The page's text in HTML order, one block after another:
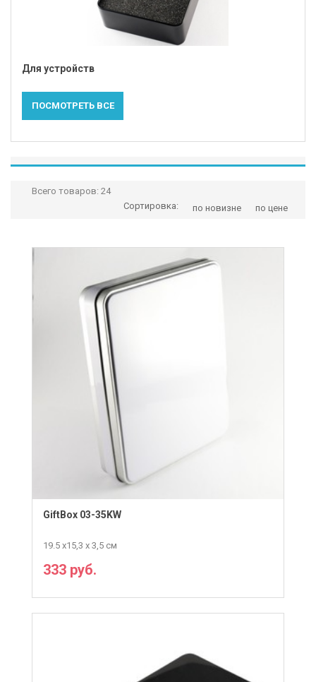
Для устройств
ПОСМОТРЕТЬ ВСЕ
Всего товаров: 24
Сортировка:
по цене
по новизне
GiftBox 03-35KW
19.5 х15,3 х 3,5 см
333 руб.